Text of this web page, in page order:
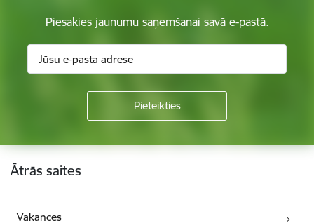
Piesakies jaunumu saņemšanai savā e-pastā.
Kājene
Ātrās saites
Vakances